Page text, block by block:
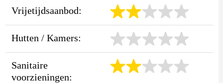
Vrijetijdsaanbod:
Hutten / Kamers:
Sanitaire
voorzieningen: